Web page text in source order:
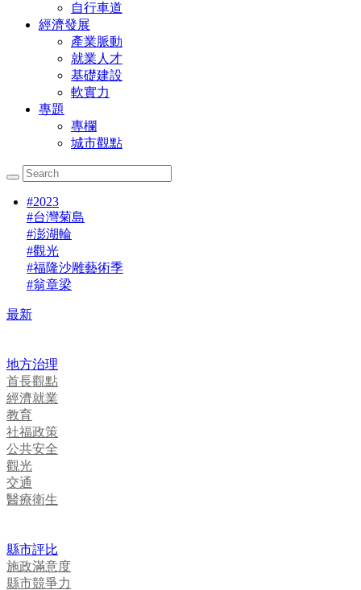
自行車道
經濟發展
產業脈動
就業人才
基礎建設
軟實力
專題
專欄
城市觀點
#2023
#台灣菊島
#澎湖輪
#觀光
#福隆沙雕藝術季
#翁章梁
最新
地方治理
首長觀點
經濟就業
教育
社福政策
公共安全
觀光
交通
醫療衛生
縣市評比
施政滿意度
縣市競爭力